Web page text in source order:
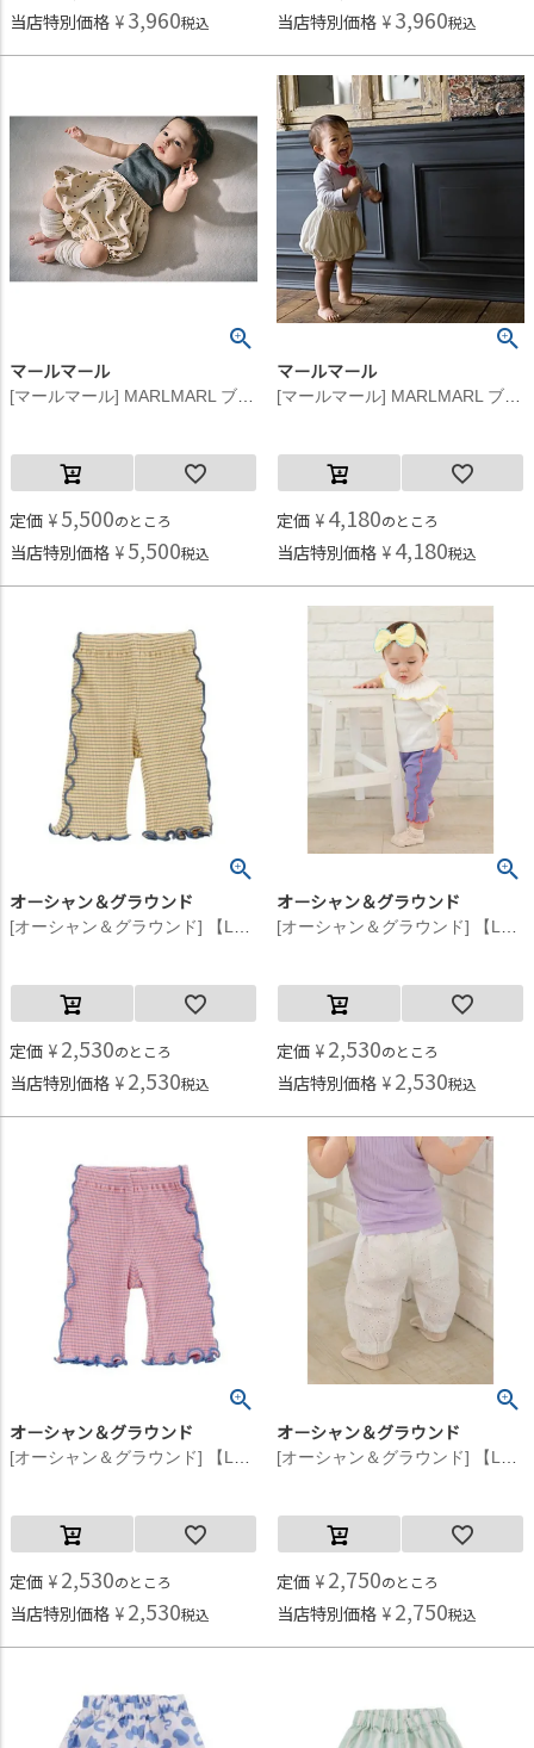
当店特別価格 ¥ 3,960税込 当店特別価格 ¥ 3,960税込
マールマール
定価 ¥ 5,500のところ
当店特別価格 ¥ 5,500税込
マールマール
定価 ¥ 4,180のところ
当店特別価格 ¥ 4,180税込
オーシャン＆グラウンド
定価 ¥ 2,530のところ
当店特別価格 ¥ 2,530税込
オーシャン＆グラウンド
定価 ¥ 2,530のところ
当店特別価格 ¥ 2,530税込
オーシャン＆グラウンド
定価 ¥ 2,530のところ
当店特別価格 ¥ 2,530税込
オーシャン＆グラウンド
定価 ¥ 2,750のところ
当店特別価格 ¥ 2,750税込